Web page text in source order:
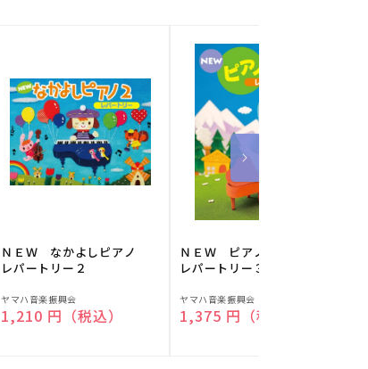
ＮＥＷ なかよしピアノ
レパートリー２
販
売
ヤマハ音楽振興会
通常価格
1,210 円（税込）
ＮＥＷ ピアノスタディ
レパートリー３
販
売
ヤマハ音楽振興会
通常価格
1,375 円（税込）